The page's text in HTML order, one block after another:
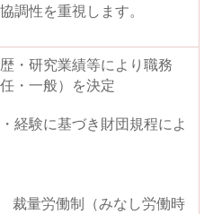
調性を重視します。
・研究業績等により職務
任・一般）を決定
経験に基づき財団規程によ
裁量労働制（みなし労働時